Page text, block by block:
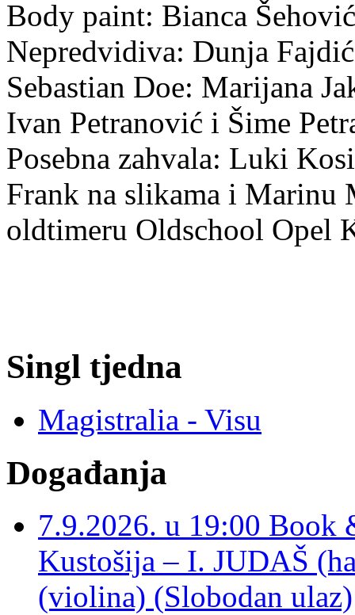
Body paint: Bianca
Nepredvidiva: Dunja Fajdić
Sebastian Doe: Marijana
Ivan Petranović i Šime
Posebna zahvala: Luki
Frank na slikama i Marinu
oldtimeru Oldschool Opel
Singl tjedna
Magistralia - Visu
Događanja
7.9.2026. u 19:00 Book
Kustošija – I. JUDAŠ
(violina) (Slobodan ulaz)